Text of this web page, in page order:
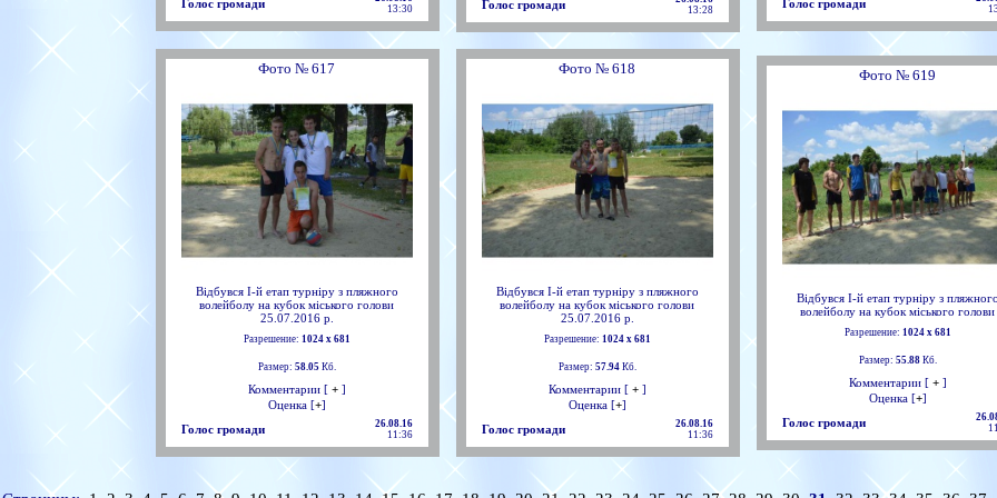
Голос громади
13:30
Голос громади
13:28
Голос громади
Фото № 617
Відбувся І-й етап турніру з пляжного
волейболу на кубок міського голови
25.07.2016 р.
Разрешение: 1024 х 681
Размер: 58.05Кб.
Комментарии [ +]
Оценка [+]
Голос громади
26.08.16
11:36
Фото № 618
Відбувся І-й етап турніру з пляжного
волейболу на кубок міського голови
25.07.2016 р.
Разрешение: 1024 х 681
Размер: 57.94Кб.
Комментарии [ +]
Оценка [+]
Голос громади
26.08.16
11:36
Фото № 619
Відбувся І-й етап турніру з
волейболу на кубок міського голови
Разрешение: 1024 х 681
Размер: 55.88Кб.
Комментарии [ +]
Оценка [+]
Голос громади